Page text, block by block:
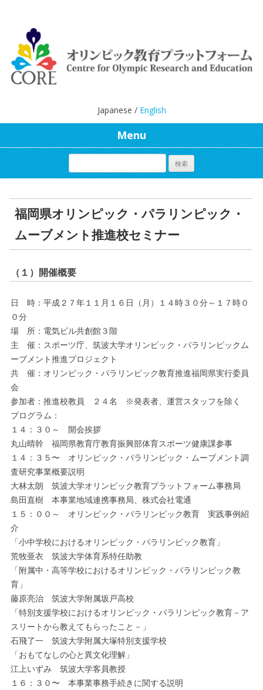
Japanese / English
Menu
福岡県オリンピック・パラリンピック・
ムーブメント推進校セミナー
（１）開催概要
日 時：平成２７年１１月１６日（月）１４時３０分～１７時０
０分
場 所：電気ビル共創館３階
主 催：スポーツ庁、筑波大学オリンピック・パラリンピックム
ーブメント推進プロジェクト
共 催：オリンピック・パラリンピック教育推進福岡県実行委員
会
参加者：推進校教員 ２４名 ※発表者、運営スタッフを除く
プログラム：
１４：３０～ 開会挨拶
丸山晴幹 福岡県教育庁教育振興部体育スポーツ健康課参事
１４：３５〜 オリンピック・パラリンピック・ムーブメント調
査研究事業概要説明
大林太朗 筑波大学オリンピック教育プラットフォーム事務局
島田直樹 本事業地域連携事務局、株式会社電通
１５：００～ オリンピック・パラリンピック教育 実践事例紹
介
「小中学校におけるオリンピック・パラリンピック教育」
荒牧亜衣 筑波大学体育系特任助教
「附属中・高等学校におけるオリンピック・パラリンピック教
育」
藤原亮治 筑波大学附属坂戸高校
「特別支援学校におけるオリンピック・パラリンピック教育－ア
スリートから教えてもらったこと－」
石飛了一 筑波大学附属大塚特別支援学校
「おもてなしの心と異文化理解」
江上いずみ 筑波大学客員教授
１６：３０〜 本事業事務手続きに関する説明